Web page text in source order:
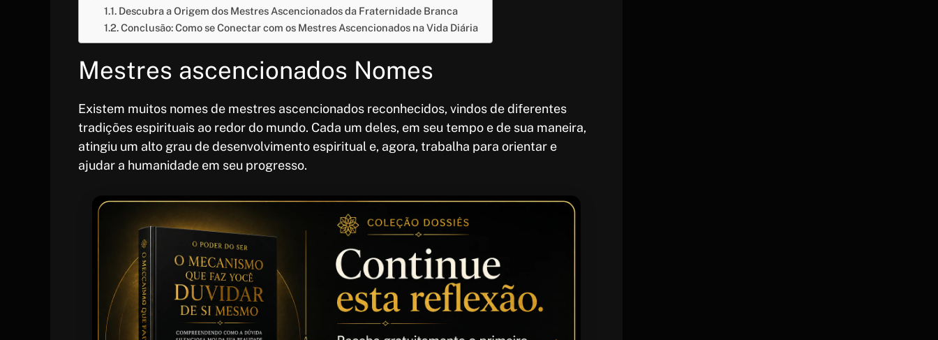
Descubra a Origem dos Mestres Ascencionados da Fraternidade Branca
Conclusão: Como se Conectar com os Mestres Ascencionados na Vida Diária
Mestres ascencionados Nomes
Existem muitos nomes de mestres ascencionados reconhecidos, vindos de diferentes
tradições espirituais ao redor do mundo. Cada um deles, em seu tempo e de sua maneira,
atingiu um alto grau de desenvolvimento espiritual e, agora, trabalha para orientar e
ajudar a humanidade em seu progresso.